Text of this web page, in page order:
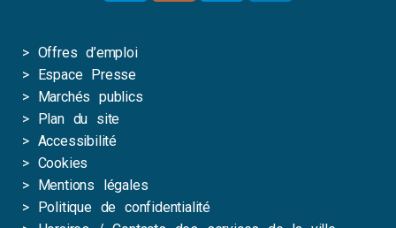
> Offres d’emploi
>
Espace Presse
>
Marchés publics
>
Plan du site
> Accessibilité
> Cookies
>
Mentions légales
>
Politique de confidentialité